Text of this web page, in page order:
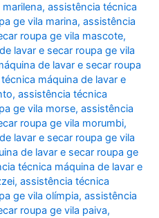
,assistência técnica
ge vila marina,assistência
roupa ge vila mascote,
lavar e secar roupa ge vila
de lavar e secar roupa
máquina de lavar e
,assistência técnica
ge vila morse,assistência
roupa ge vila morumbi,
lavar e secar roupa ge vila
de lavar e secar roupa ge
técnica máquina de lavar e
,assistência técnica
ge vila olímpia,assistência
roupa ge vila paiva,